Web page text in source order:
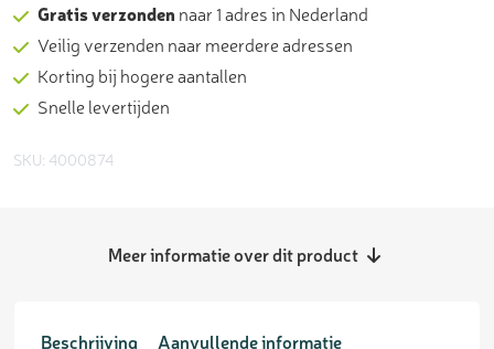
Gratis verzonden naar 1 adres in Nederland
Veilig verzenden naar meerdere adressen
Korting bij hogere aantallen
Snelle levertijden
SKU: 4000874
Meer informatie over dit product
Beschrijving Aanvullende informatie